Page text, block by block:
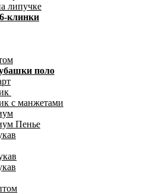
липучке
клинки
поло
с манжетами
Пенье